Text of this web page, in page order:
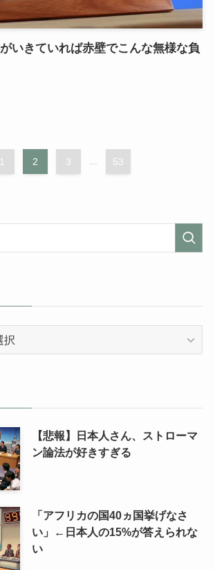
いきていれば赤壁でこんな無様な負
1 2 3 ... 53
【悲報】日本人さん、ストローマ
ン論法が好きすぎる
「アフリカの国40ヵ国挙げなさ
い」←日本人の15%が答えられな
い